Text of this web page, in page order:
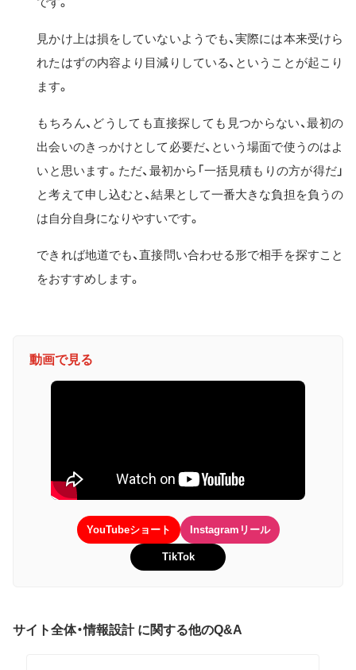
見かけ上は損をしていないようでも、実際には本来受けら
れたはずの内容より目減りしている、ということが起こり
ます。
もちろん、どうしても直接探しても見つからない、最初の
出会いのきっかけとして必要だ、という場面で使うのはよ
いと思います。ただ、最初から「一括見積もりの方が得だ」
と考えて申し込むと、結果として一番大きな負担を負うの
は自分自身になりやすいです。
できれば地道でも、直接問い合わせる形で相手を探すこと
をおすすめします。
動画で見る
YouTubeショート Instagramリール
TikTok
サイト全体・情報設計 に関する他のQ&A